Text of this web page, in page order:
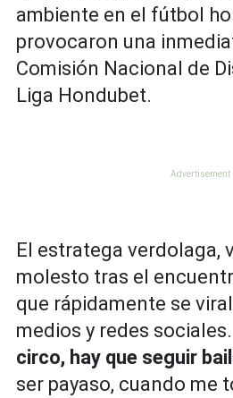
ambiente en el fútbol
provocaron una
Comisión Nacional de
Liga Hondubet.
El estratega verdolaga,
molesto tras el
que rápidamente se
medios y redes sociales.
circo, hay que seguir
ser payaso, cuando me